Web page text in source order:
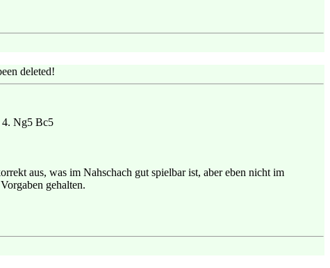
deleted!
4. Ng5 Bc5
aus, was im Nahschach gut spielbar ist, aber eben nicht im
gehalten.